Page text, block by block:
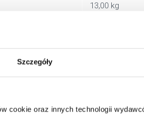
Szczegóły
cookie oraz innych technologii
13,00 kg